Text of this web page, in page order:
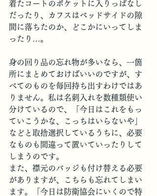
着たコートのポケットに入りっぱなし
だったり、カフスはベッドサイドの隙
間に落ちたのか、どこかにいってしま
ったり…。
身の回り品の忘れ物が多いなら、一箇
所にまとめておけばいいのですが、す
べてのものを毎回持ち出すわけではあ
りません。私は名刺入れを数種類使い
分けているので、「今日はこれをもっ
ていこうかな、こっちはいらないや」
などと取捨選択しているうちに、必要
なものも間違って置いていったりして
しまうのです。
また、襟元のバッジも付け替える必要
がありますが、こちらも忘れてしまい
ます。「今日は防衛協会にいくので特